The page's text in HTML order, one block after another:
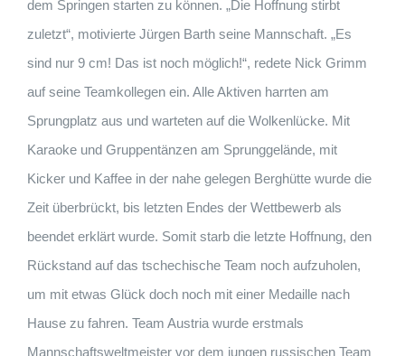
dem Springen starten zu können. „Die Hoffnung stirbt
zuletzt“, motivierte Jürgen Barth seine Mannschaft. „Es
sind nur 9 cm! Das ist noch möglich!“, redete Nick Grimm
auf seine Teamkollegen ein. Alle Aktiven harrten am
Sprungplatz aus und warteten auf die Wolkenlücke. Mit
Karaoke und Gruppentänzen am Sprunggelände, mit
Kicker und Kaffee in der nahe gelegen Berghütte wurde die
Zeit überbrückt, bis letzten Endes der Wettbewerb als
beendet erklärt wurde. Somit starb die letzte Hoffnung, den
Rückstand auf das tschechische Team noch aufzuholen,
um mit etwas Glück doch noch mit einer Medaille nach
Hause zu fahren. Team Austria wurde erstmals
Mannschaftsweltmeister vor dem jungen russischen Team